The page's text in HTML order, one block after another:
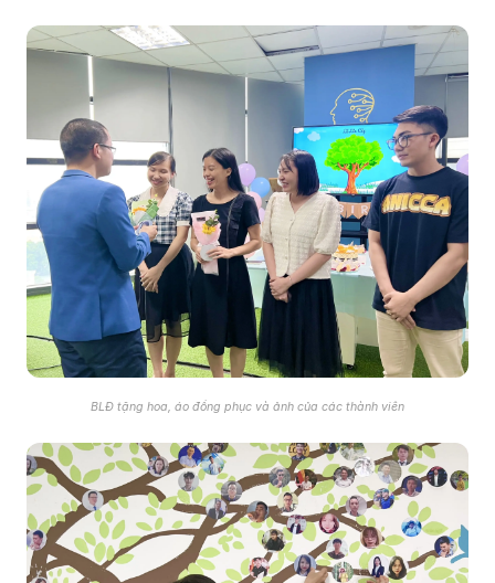
BLĐ tặng hoa, áo đồng phục và ảnh của các thành viên